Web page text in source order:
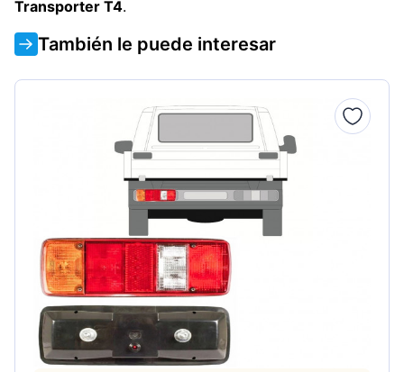
Transporter T4.
También le puede interesar